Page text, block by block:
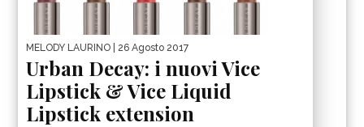
MELODY LAURINO | 26 Agosto 2017
Urban Decay: i nuovi Vice
Lipstick & Vice Liquid
Lipstick extension